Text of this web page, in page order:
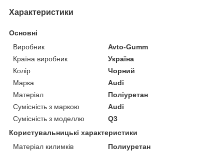
Характеристики
Основні
Виробник
Avto-Gumm
Країна виробник
Україна
Колір
Чорний
Марка
Audi
Матеріал
Поліуретан
Сумісність з маркою
Audi
Сумісність з моделлю
Q3
Користувальницькі характеристики
Матеріал килимків
Полиуретан